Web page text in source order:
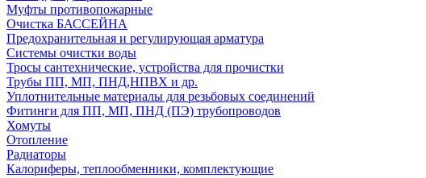
Муфты противопожарные
Очистка БАССЕЙНА
Предохранительная и регулирующая арматура
Системы очистки воды
Тросы сантехнические, устройства для прочистки
Трубы ПП, МП, ПНД,НПВХ и др.
Уплотнительные материалы для резьбовых соединений
Фитинги для ПП, МП, ПНД (ПЭ) трубопроводов
Хомуты
Отопление
Радиаторы
Калориферы, теплообменники, комплектующие